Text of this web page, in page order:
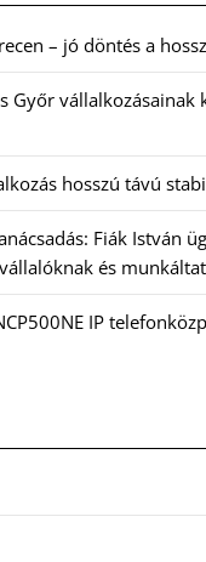
– jó döntés a
Győr vállalkozásainak
hosszú távú
Fiák István
és
IP